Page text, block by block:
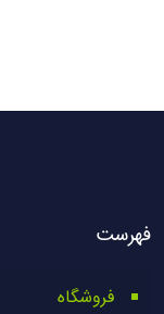
فهرست
فروشگاه